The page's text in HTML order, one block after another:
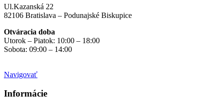
Ul.Kazanská 22
82106 Bratislava – Podunajské Biskupice
Otváracia doba
Utorok – Piatok: 10:00 – 18:00
Sobota: 09:00 – 14:00
Navigovať
Informácie